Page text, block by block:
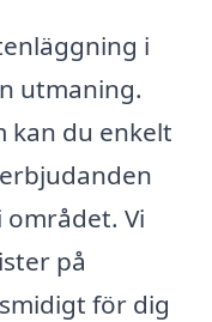
i
utmaning.
kan du enkelt
Vi
på
för dig